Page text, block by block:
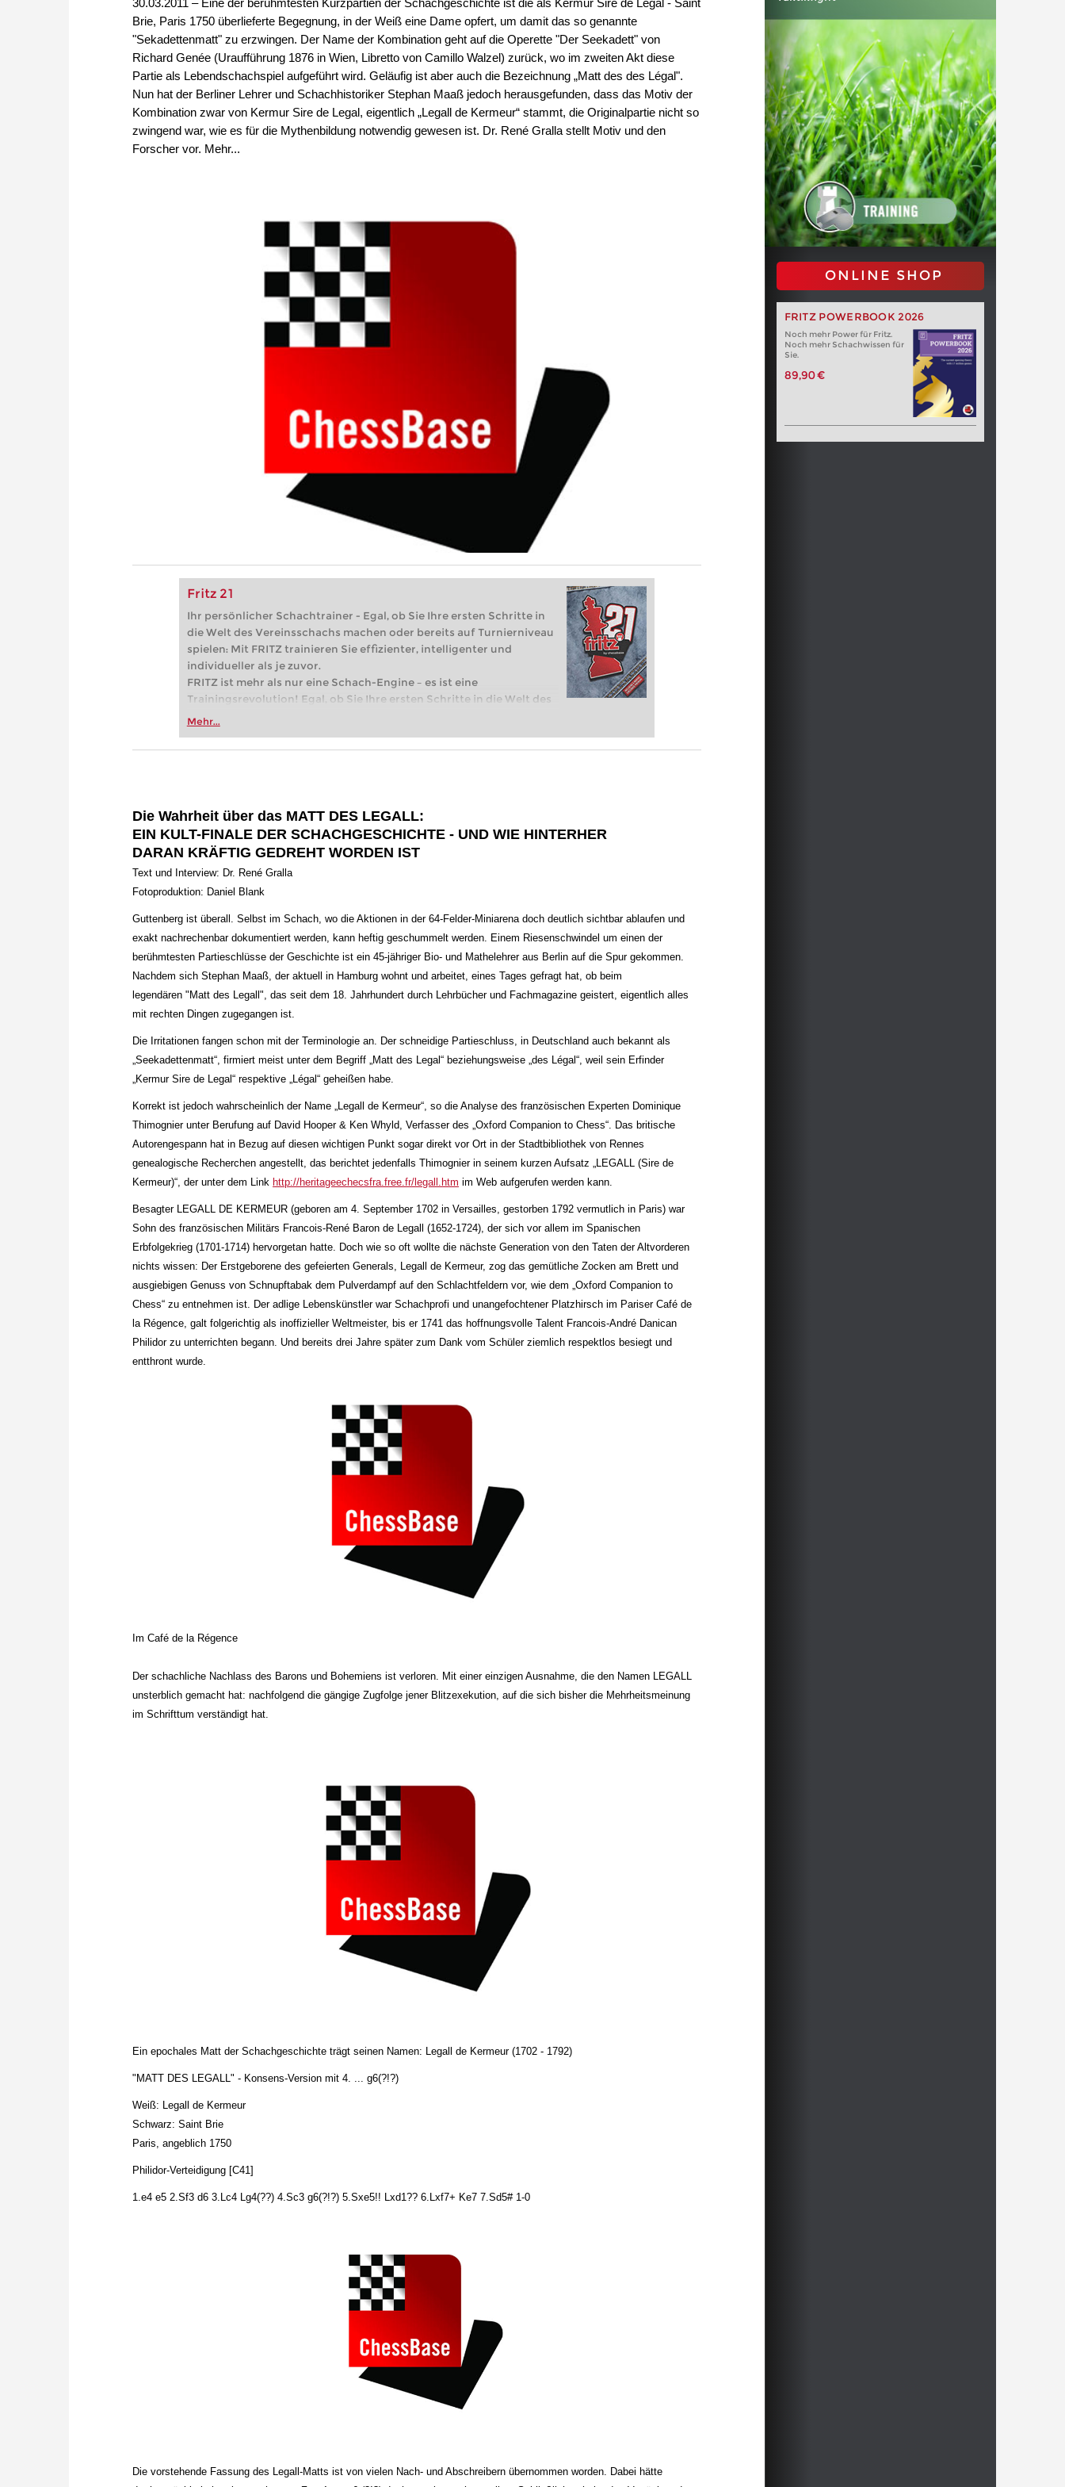
Brie, Paris 1750 überlieferte Begegnung, in der Weiß eine Dame opfert, um damit das so genannte
"Sekadettenmatt" zu erzwingen. Der Name der Kombination geht auf die Operette "Der Seekadett" von
Richard Genée (Uraufführung 1876 in Wien, Libretto von Camillo Walzel) zurück, wo im zweiten Akt diese
Partie als Lebendschachspiel aufgeführt wird. Geläufig ist aber auch die Bezeichnung „Matt des des Légal".
Nun hat der Berliner Lehrer und Schachhistoriker Stephan Maaß jedoch herausgefunden, dass das Motiv der
Kombination zwar von Kermur Sire de Legal, eigentlich „Legall de Kermeur“ stammt, die Originalpartie nicht so
zwingend war, wie es für die Mythenbildung notwendig gewesen ist. Dr. René Gralla stellt Motiv und den
Forscher vor. Mehr...
Fritz 21
Ihr persönlicher Schachtrainer - Egal, ob Sie Ihre ersten Schritte in
die Welt des Vereinsschachs machen oder bereits auf Turnierniveau
spielen: Mit FRITZ trainieren Sie effizienter, intelligenter und
individueller als je zuvor.
FRITZ ist mehr als nur eine Schach-Engine – es ist eine
Trainingsrevolution! Egal, ob Sie Ihre ersten Schritte in die Welt des
Vereinsschachs machen oder bereits auf Turnierniveau spielen: Mit
zuvor.
Mehr...
ONLINE SHOP
FRITZ POWERBOOK 2026
Noch mehr Power für Fritz.
Noch mehr Schachwissen für
Sie.
89,90 €
Die Wahrheit über das MATT DES LEGALL:
EIN KULT-FINALE DER SCHACHGESCHICHTE - UND WIE HINTERHER
DARAN KRÄFTIG GEDREHT WORDEN IST
Text und Interview: Dr. René Gralla
Fotoproduktion: Daniel Blank
Guttenberg ist überall. Selbst im Schach, wo die Aktionen in der 64-Felder-Miniarena doch deutlich sichtbar ablaufen und
exakt nachrechenbar dokumentiert werden, kann heftig geschummelt werden. Einem Riesenschwindel um einen der
berühmtesten Partieschlüsse der Geschichte ist ein 45-jähriger Bio- und Mathelehrer aus Berlin auf die Spur gekommen.
Nachdem sich Stephan Maaß, der aktuell in Hamburg wohnt und arbeitet, eines Tages gefragt hat, ob beim
legendären "Matt des Legall", das seit dem 18. Jahrhundert durch Lehrbücher und Fachmagazine geistert, eigentlich alles
mit rechten Dingen zugegangen ist.
Die Irritationen fangen schon mit der Terminologie an. Der schneidige Partieschluss, in Deutschland auch bekannt als
„Seekadettenmatt“, firmiert meist unter dem Begriff „Matt des Legal“ beziehungsweise „des Légal“, weil sein Erfinder
„Kermur Sire de Legal“ respektive „Légal“ geheißen habe.
Korrekt ist jedoch wahrscheinlich der Name „Legall de Kermeur“, so die Analyse des französischen Experten Dominique
Thimognier unter Berufung auf David Hooper & Ken Whyld, Verfasser des „Oxford Companion to Chess“. Das britische
Autorengespann hat in Bezug auf diesen wichtigen Punkt sogar direkt vor Ort in der Stadtbibliothek von Rennes
genealogische Recherchen angestellt, das berichtet jedenfalls Thimognier in seinem kurzen Aufsatz „LEGALL (Sire de
Kermeur)“, der unter dem Link http://heritageechecsfra.free.fr/legall.htm im Web aufgerufen werden kann.
Besagter LEGALL DE KERMEUR (geboren am 4. September 1702 in Versailles, gestorben 1792 vermutlich in Paris) war
Sohn des französischen Militärs Francois-René Baron de Legall (1652-1724), der sich vor allem im Spanischen
Erbfolgekrieg (1701-1714) hervorgetan hatte. Doch wie so oft wollte die nächste Generation von den Taten der Altvorderen
nichts wissen: Der Erstgeborene des gefeierten Generals, Legall de Kermeur, zog das gemütliche Zocken am Brett und
ausgiebigen Genuss von Schnupftabak dem Pulverdampf auf den Schlachtfeldern vor, wie dem „Oxford Companion to
Chess“ zu entnehmen ist. Der adlige Lebenskünstler war Schachprofi und unangefochtener Platzhirsch im Pariser Café de
la Régence, galt folgerichtig als inoffizieller Weltmeister, bis er 1741 das hoffnungsvolle Talent Francois-André Danican
Philidor zu unterrichten begann. Und bereits drei Jahre später zum Dank vom Schüler ziemlich respektlos besiegt und
entthront wurde.
Im Café de la Régence
Der schachliche Nachlass des Barons und Bohemiens ist verloren. Mit einer einzigen Ausnahme, die den Namen LEGALL
unsterblich gemacht hat: nachfolgend die gängige Zugfolge jener Blitzexekution, auf die sich bisher die Mehrheitsmeinung
im Schrifttum verständigt hat.
Ein epochales Matt der Schachgeschichte trägt seinen Namen: Legall de Kermeur (1702 - 1792)
"MATT DES LEGALL" - Konsens-Version mit 4. ... g6(?!?)
Weiß: Legall de Kermeur
Schwarz: Saint Brie
Paris, angeblich 1750
Philidor-Verteidigung [C41]
1.e4 e5 2.Sf3 d6 3.Lc4 Lg4(??) 4.Sc3 g6(?!?) 5.Sxe5!! Lxd1?? 6.Lxf7+ Ke7 7.Sd5# 1-0
Die vorstehende Fassung des Legall-Matts ist von vielen Nach- und Abschreibern übernommen worden. Dabei hätte